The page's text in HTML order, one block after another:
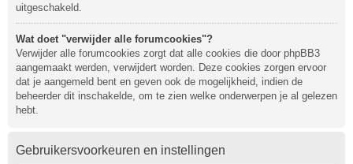
uitgeschakeld.
Wat doet "verwijder alle forumcookies"?
Verwijder alle forumcookies zorgt dat alle cookies die door phpBB3
aangemaakt werden, verwijdert worden. Deze cookies zorgen ervoor
dat je aangemeld bent en geven ook de mogelijkheid, indien de
beheerder dit inschakelde, om te zien welke onderwerpen je al gelezen
hebt.
Gebruikersvoorkeuren en instellingen